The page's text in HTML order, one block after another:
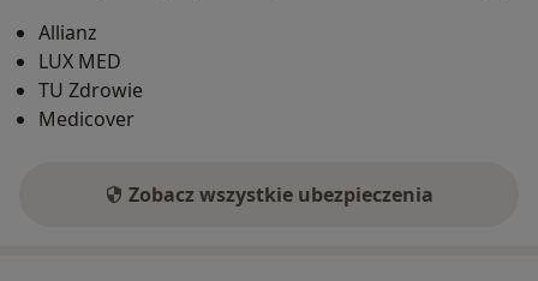
Allianz
LUX MED
TU Zdrowie
Medicover
Zobacz wszystkie ubezpieczenia